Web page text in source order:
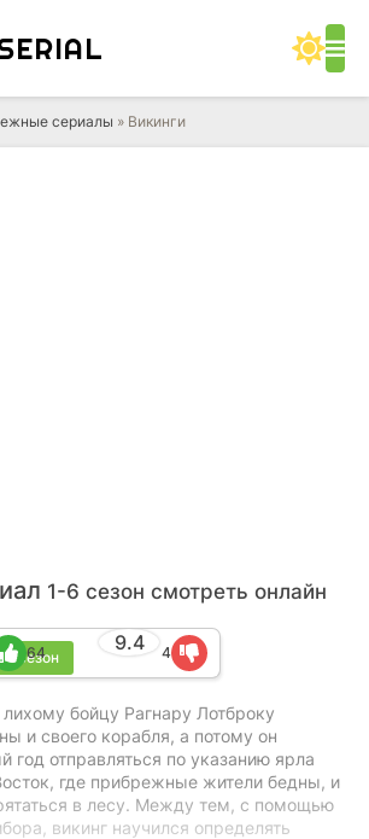
сериалы » Викинги
1-6 сезон смотреть онлайн
6 сезон
9.4
64 4
бойцу Рагнару Лотброку
и своего корабля, а потому он
отправляться по указанию ярла
где прибрежные жители бедны, и
в лесу. Между тем, с помощью
викинг научился определять